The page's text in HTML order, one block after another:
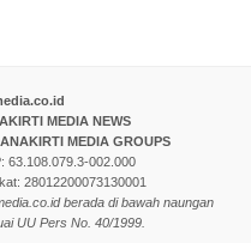
MEDIA NEWS
MEDIA GROUPS
63.108.079.3-002.000
28012200073130001
berada di bawah naungan
UU Pers No. 40/1999.